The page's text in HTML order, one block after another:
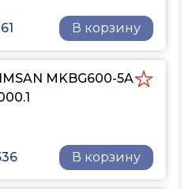
В корзину
MKBG600-5A
В корзину